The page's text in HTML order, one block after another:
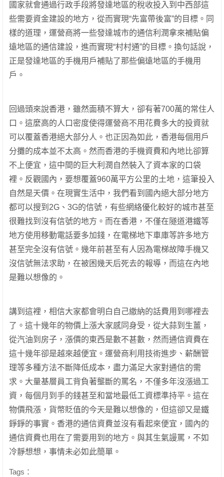
國家就會通過行政手段將發達地區的稅收投入到中西部這
些需要資金建設的地方，從而實現“先富帶後富”的目標。同
樣的道理，運營商將一些發達城市的通信利潤拿來補貼偏
遠地區的通信建設，進而實現“村村通”的目標。換句話說，
正是發達地區的手機用戶補貼了那些偏遠地區的手機用
戶。
回過頭來說香港，雖然面積不算大，卻有著700萬的常住人
口。這麼高的人口密度使得運營商不用花費多大的投資就
可以覆蓋香港絕大部分人。也正因為如此，香港每個用戶
分攤的成本並不太高。然而香港的手機資費和內地比卻算
不上便宜，這中間的巨大利潤自然裝入了資本家的口袋
裡。反觀國內，要想覆蓋960萬平方公里的土地，這筆投入
自然是天價。在現實生活中，我們看到國內絕大部分地方
都可以搜到2G、3G的信號，有些網絡優化較好的城市甚至
很難找到沒有信號的地方。而在香港，不僅在隧道港鐵等
地方使用移動電話要多加錢，在電梯地下車庫等許多地方
甚至完全沒有信號。幾年前甚至有人因為電梯故障手機又
沒信號無法求助，在被困幾天后死去的報導，而這在內地
是難以想像的。
講到這裡，相信大家都會明白自己繳納的話費用到哪裡去
了。這十幾年的物價上漲大家感同身受，從大蒜到生薑，
從汽油到房子，漲價的東西是數不甚數，然而通信資費在
這十幾年卻是越來越便宜。運營商利用技術進步、薪酬管
理等多種方法不斷降低成本，盡力滿足大家對通信的需
求。大量基層員工背負著壟斷的罵名，不僅多年沒漲過工
資，每個月到手的錢甚至和當地最低工資標準持平。這在
物價飛漲，貨幣貶值的今天是難以想像的，但這卻又是鐵
錚錚的事實。香港的通信資費並沒有看起來便宜，國內的
通信資費也用在了需要用到的地方。與其生氣謾罵，不如
冷靜想想，事情未必如此簡單。
Tags：